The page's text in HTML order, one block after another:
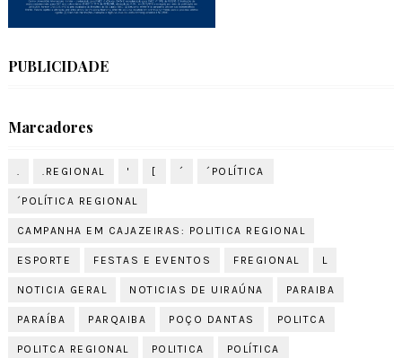
PUBLICIDADE
Marcadores
.REGIONAL ' [ ´ ´POLÍTICA
´POLÍTICA REGIONAL
CAMPANHA EM CAJAZEIRAS: POLITICA REGIONAL
ESPORTE FESTAS E EVENTOS FREGIONAL L
NOTICIA GERAL NOTICIAS DE UIRAÚNA PARAIBA
PARAÍBA PARQAIBA POÇO DANTAS POLITCA
POLITCA REGIONAL POLITICA POLÍTICA